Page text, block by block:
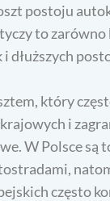
postoju
to
dłuższych
który
i
W Polsce są
często